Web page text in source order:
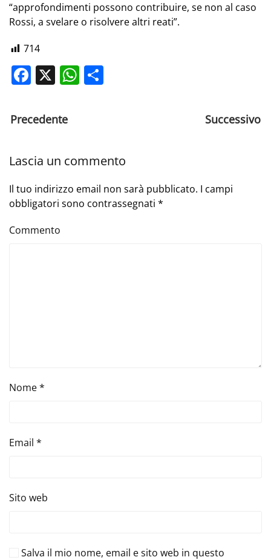
“approfondimenti possono contribuire, se non al caso
Rossi, a svelare o risolvere altri reati”.
714
Facebook
X WhatsApp
Precedente Successivo
Lascia un commento
Il tuo indirizzo email non sarà pubblicato. I campi
obbligatori sono contrassegnati *
Commento
Nome*
Email *
Sito web
Salva il mio nome, email e sito web in questo